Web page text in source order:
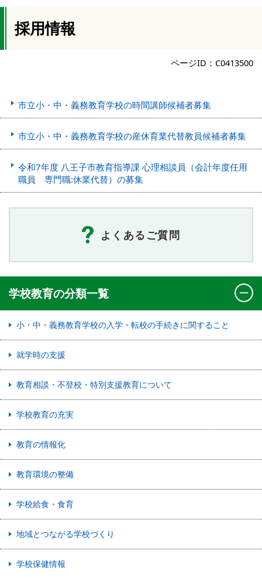
採用情報
ページID：C0413500
市立小・中・義務教育学校の時間講師候補者募集
市立小・中・義務教育学校の産休育業代替教員候補者募集
令和7年度 八王子市教育指導課 心理相談員（会計年度任用
職員 専門職:休業代替）の募集
よくあるご質問
学校教育の分類一覧
小・中・義務教育学校の入学・転校の手続きに関すること
就学時の支援
教育相談・不登校・特別支援教育について
学校教育の充実
教育の情報化
教育環境の整備
学校給食・食育
地域とつながる学校づくり
学校保健情報